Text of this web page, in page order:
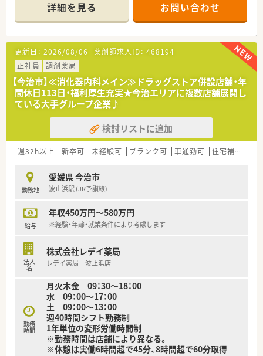
＜設備も充実＞
■バーコード監査、秤量監査システム、音声入力システム導入し
ています。
＜業務内容＞
■調剤・投薬・監査・薬歴管理等、薬剤師業務全般をお願いしま
す。
■処方箋枚数は70枚/日程度です。
＜研修制度＞
■充実した研修制度も魅力のひとつです。
■資格取得支援制度がございます。
研修認定薬剤師をはじめ、さまざまな資格の取得をサポートし
てくださいます。
＜法人概要＞
■中国地方を中心に全国へ店舗展開されている企業です。
■福利厚生制度充実！
度等
大手ならではの制度が整っています。
育休明けや介護の際の時短勤務制度もございます。
生活環境の変化にともない、勤務についてのご相談が可能で
す。
ます。
店舗によってはクリーンベンチを備えて高カロリー輸液や麻
薬注射剤に対応できる環境を整えています。
詳細を見る お問い合わせ
更新日： 2026/08/06 薬剤師求人ID： 468194
正社員
調剤薬局
【今治市】≪消化器内科メイン≫ドラッグストア併設店舗・年
間休日113日・福利厚生充実★今治エリアに複数店舗展開し
ている大手グループ企業♪
検討リストに追加
週32h以上 新卒可 未経験可 ブランク可 車通勤可 住宅補助(手当)あり
勤務地
愛媛県 今治市
波止浜駅 (JR予讃線)
給与
年収450万円～580万円
※経験・年齢・就業条件により考慮します
法人
名
株式会社レデイ薬局
レデイ薬局 波止浜店
勤務
時間
月火木金 09：30～18：00
水 09：00～17：00
土 09：00～13：00
週40時間シフト勤務制
1年単位の変形労働時間制
※勤務時間は店舗により異なる。
※休憩は実働6時間超で45分、8時間超で60分取得